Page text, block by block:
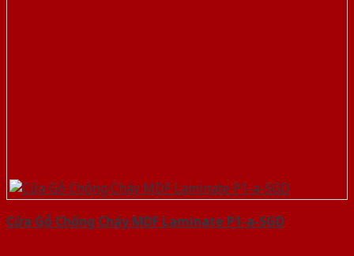
Cửa Gỗ Chống Cháy MDF Laminate P1-a-SGD